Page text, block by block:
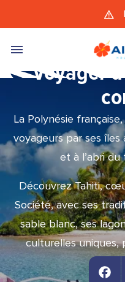
Voyager
La Polynésie
voyageurs par ses îles
et à l’abri du
Découvrez Tahiti,
Société, avec ses
sable blanc, ses
culturelles uniques,